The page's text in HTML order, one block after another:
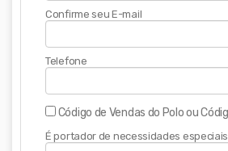
Confirme seu E-mail
Telefone
Código de Vendas do Polo ou
É portador de necessidades